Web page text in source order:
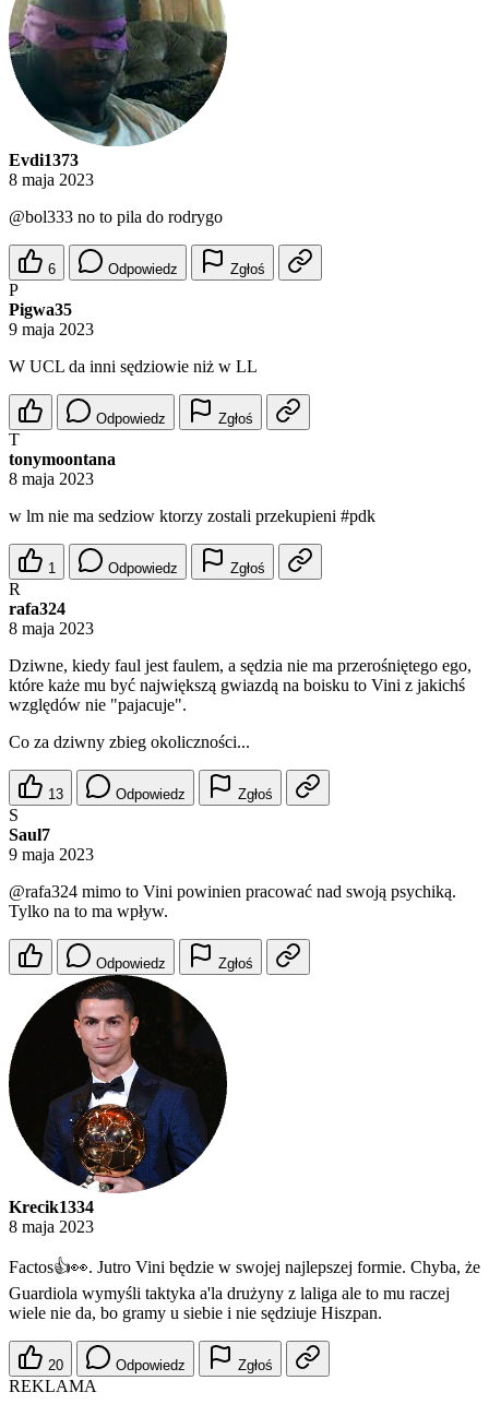
Evdi1373
8 maja 2023
@bol333 no to pila do rodrygo
6 Odpowiedz Zgłoś
P
Pigwa35
9 maja 2023
W UCL da inni sędziowie niż w LL
Odpowiedz Zgłoś
T
tonymoontana
8 maja 2023
w lm nie ma sedziow ktorzy zostali przekupieni #pdk
1 Odpowiedz Zgłoś
R
rafa324
8 maja 2023
Dziwne, kiedy faul jest faulem, a sędzia nie ma przerośniętego ego,
które każe mu być największą gwiazdą na boisku to Vini z jakichś
względów nie "pajacuje".
Co za dziwny zbieg okoliczności...
13 Odpowiedz Zgłoś
S
Saul7
9 maja 2023
@rafa324 mimo to Vini powinien pracować nad swoją psychiką.
Tylko na to ma wpływ.
Odpowiedz Zgłoś
Krecik1334
8 maja 2023
Factos👍👀. Jutro Vini będzie w swojej najlepszej formie. Chyba, że
Guardiola wymyśli taktyka a'la drużyny z laliga ale to mu raczej
wiele nie da, bo gramy u siebie i nie sędziuje Hiszpan.
20 Odpowiedz Zgłoś
REKLAMA